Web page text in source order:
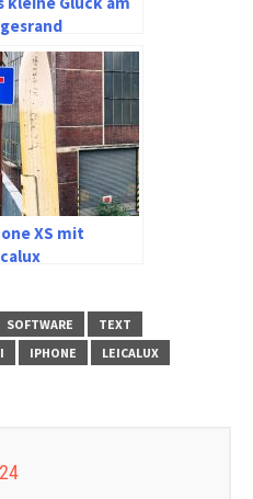
XS mit
SOFTWARE
TEXT
IPHONE LEICALUX